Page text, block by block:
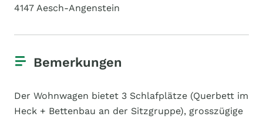
4147 Aesch-Angenstein
Bemerkungen
Der Wohnwagen bietet 3 Schlafplätze (Querbett im
Heck + Bettenbau an der Sitzgruppe), grosszügige